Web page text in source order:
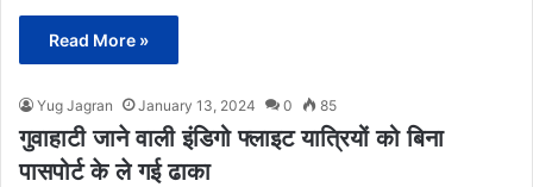
Read More »
Yug Jagran January 13, 2024 0 85
गुवाहाटी जाने वाली इंडिगो फ्लाइट यात्रियों को बिना
पासपोर्ट के ले गई ढाका